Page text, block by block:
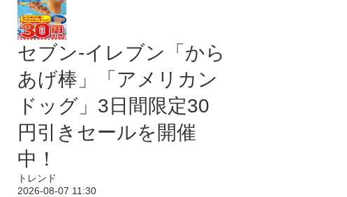
セブン‐イレブン「から
あげ棒」「アメリカン
ドッグ」3日間限定30
円引きセールを開催
中！
トレンド
2026-08-07 11:30